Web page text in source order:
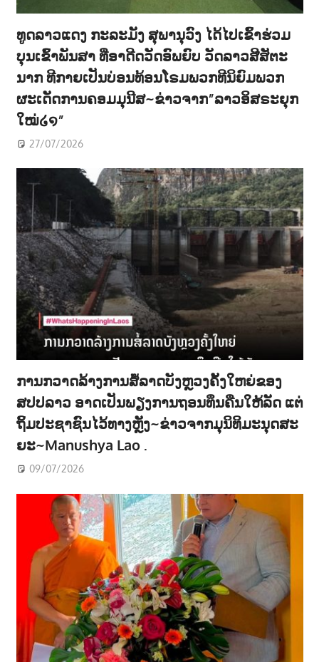
ທູດລາວແດງ ກະລະມັງ ສຸພານຸວົງ ໄດ້ໄປເຂົ້າຮ່ວມ
ບຸນເຂົ້າພັນສາ ທີ່ອາດີດວັດອົພຍົບ ວັດລາວສີສັຕະ
ນາກ ທີກາຍເປັນບ່ອນທ້ອນໂຣມພວກທີນິຍົມພວກ
ຜະເດັດການຄອມມຸນີສ~ຂ່າວຈາກ”ລາວອິສຣະຍຸກ
ໃໝ່໒໑”
27/07/2026
ການກວາດລ້າງການສໍ້ລາດບັງຫຼວງຄັ້ງໃຫຍ່ຂອງ
ສປປລາວ ອາດເປັນພຽງການຖອນທຶນຄືນໃຫ້ລັດ ແຕ່
ຖິ້ມປະຊາຊົນໄວ້ທາງຫຼັງ~ຂ່າວຈາກມຸນິທິມະນຸດສະ
ຍະ~Manushya Lao .
09/07/2026